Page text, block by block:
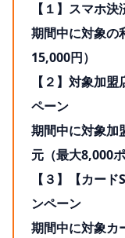
【１】スマホ
期間中に対象の
15,000円）
【２】対象加
ペーン
期間中に対象加
元（最大8,000
【３】【カー
ンペーン
期間中に対象カ